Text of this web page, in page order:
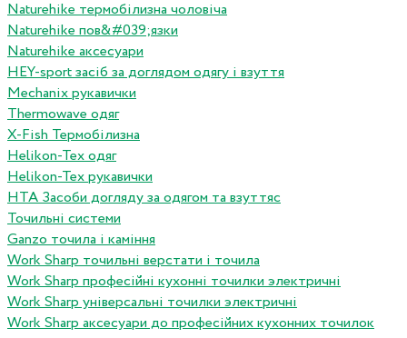
Naturehike термобілизна чоловіча
Naturehike пов&#039;язки
Naturehike аксесуари
HEY-sport засіб за доглядом одягу і взуття
Mechanix рукавички
Thermowave одяг
X-Fish Термобілизна
Helikon-Tex одяг
Helikon-Tex рукавички
HTA Засоби догляду за одягом та взуттяс
Точильні системи
Ganzo точила і каміння
Work Sharp точильні верстати і точила
Work Sharp професiйнi кухоннi точилки электричнi
Work Sharp унiверсальнi точилки электричнi
Work Sharp аксесуари до професiйних кухонних точилок